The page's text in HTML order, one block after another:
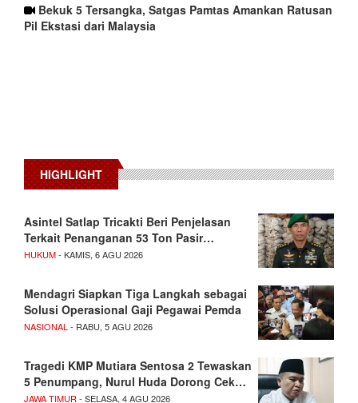
Bekuk 5 Tersangka, Satgas Pamtas Amankan Ratusan
Pil Ekstasi dari Malaysia
HIGHLIGHT
Asintel Satlap Tricakti Beri Penjelasan
Terkait Penanganan 53 Ton Pasir…
HUKUM- KAMIS, 6 AGU 2026
Mendagri Siapkan Tiga Langkah sebagai
Solusi Operasional Gaji Pegawai Pemda
NASIONAL - RABU, 5 AGU 2026
Tragedi KMP Mutiara Sentosa 2 Tewaskan
5 Penumpang, Nurul Huda Dorong Cek…
JAWA TIMUR - SELASA, 4 AGU 2026